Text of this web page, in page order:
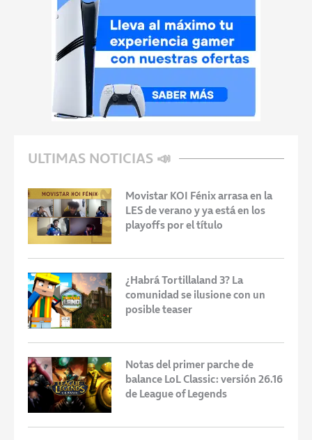
ULTIMAS NOTICIAS 📣
Movistar KOI Fénix arrasa en la
LES de verano y ya está en los
playoffs por el título
¿Habrá Tortillaland 3? La
comunidad se ilusione con un
posible teaser
Notas del primer parche de
balance LoL Classic: versión 26.16
de League of Legends